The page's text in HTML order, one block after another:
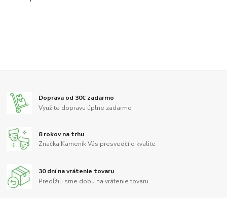
Doprava od 30€ zadarmo
Využite dopravu úplne zadarmo
8 rokov na trhu
Značka Kameník Vás presvedčí o kvalite
30 dní na vrátenie tovaru
Predĺžili sme dobu na vrátenie tovaru